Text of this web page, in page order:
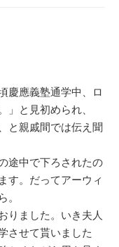
慶應義塾通学中、ロ
と見初められ、
と親戚間では伝え聞
途中で下ろされたの
す。だってアーウィ
りました。いき夫人
させて貰いました